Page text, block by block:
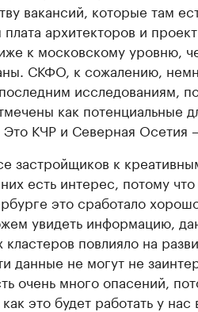
вакансий, которые там
плата архитекторов и
к московскому уровню,
СКФО, к сожалению,
исследованиям,
как потенциальные
Это КЧР и Северная Осетия
застройщиков к
есть интерес, потому
это сработало
увидеть информацию,
кластеров повлияло на
данные не могут не
очень много опасений,
это будет работать у нас